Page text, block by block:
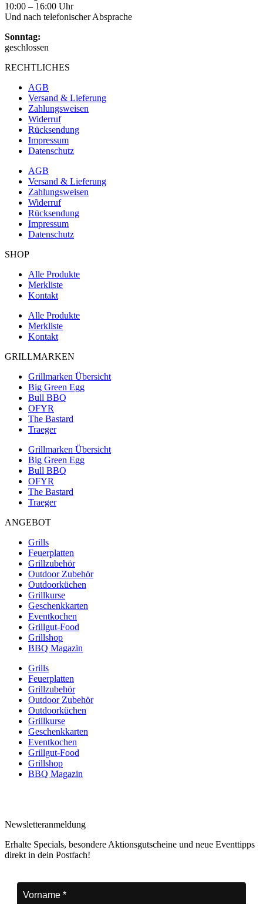
10:00 – 16:00 Uhr
Und nach telefonischer Absprache
Sonntag:
geschlossen
RECHTLICHES
AGB
Versand & Lieferung
Zahlungsweisen
Widerruf
Rücksendung
Impressum
Datenschutz
AGB
Versand & Lieferung
Zahlungsweisen
Widerruf
Rücksendung
Impressum
Datenschutz
SHOP
Alle Produkte
Merkliste
Kontakt
Alle Produkte
Merkliste
Kontakt
GRILLMARKEN
Grillmarken Übersicht
Big Green Egg
Bull BBQ
OFYR
The Bastard
Traeger
Grillmarken Übersicht
Big Green Egg
Bull BBQ
OFYR
The Bastard
Traeger
ANGEBOT
Grills
Feuerplatten
Grillzubehör
Outdoor Zubehör
Outdoorküchen
Grillkurse
Geschenkkarten
Eventkochen
Grillgut-Food
Grillshop
BBQ Magazin
Grills
Feuerplatten
Grillzubehör
Outdoor Zubehör
Outdoorküchen
Grillkurse
Geschenkkarten
Eventkochen
Grillgut-Food
Grillshop
BBQ Magazin
Newsletteranmeldung
Erhalte Specials, besondere Aktionsgutscheine und neue Eventtipps
direkt in dein Postfach!